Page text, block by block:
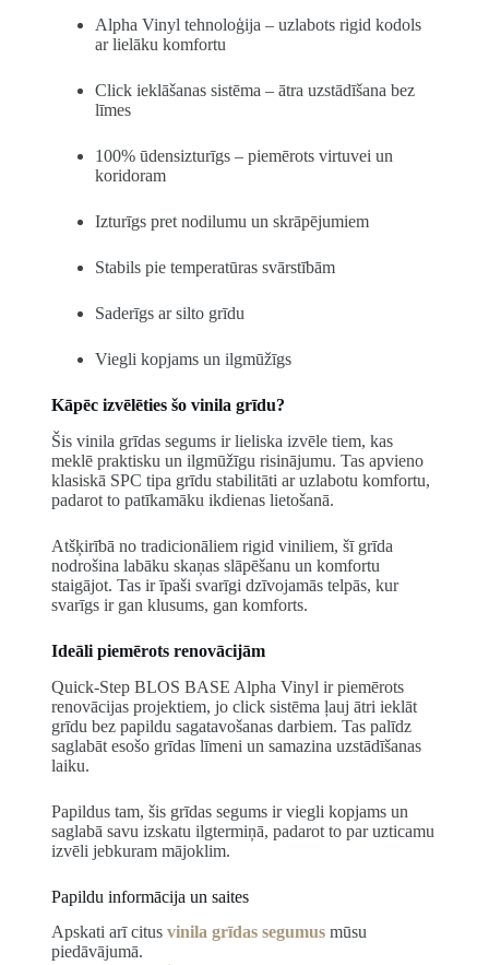
Alpha Vinyl tehnoloģija – uzlabots rigid kodols
ar lielāku komfortu
Click ieklāšanas sistēma – ātra uzstādīšana bez
līmes
100% ūdensizturīgs – piemērots virtuvei un
koridoram
Izturīgs pret nodilumu un skrāpējumiem
Stabils pie temperatūras svārstībām
Saderīgs ar silto grīdu
Viegli kopjams un ilgmūžīgs
Kāpēc izvēlēties šo vinila grīdu?
Šis vinila grīdas segums ir lieliska izvēle tiem, kas
meklē praktisku un ilgmūžīgu risinājumu. Tas apvieno
klasiskā SPC tipa grīdu stabilitāti ar uzlabotu komfortu,
padarot to patīkamāku ikdienas lietošanā.
Atšķirībā no tradicionāliem rigid viniliem, šī grīda
nodrošina labāku skaņas slāpēšanu un komfortu
staigājot. Tas ir īpaši svarīgi dzīvojamās telpās, kur
svarīgs ir gan klusums, gan komforts.
Ideāli piemērots renovācijām
Quick-Step BLOS BASE Alpha Vinyl ir piemērots
renovācijas projektiem, jo click sistēma ļauj ātri ieklāt
grīdu bez papildu sagatavošanas darbiem. Tas palīdz
saglabāt esošo grīdas līmeni un samazina uzstādīšanas
laiku.
Papildus tam, šis grīdas segums ir viegli kopjams un
saglabā savu izskatu ilgtermiņā, padarot to par uzticamu
izvēli jebkuram mājoklim.
Papildu informācija un saites
Apskati arī citus vinila grīdas segumusmūsu
piedāvājumā.